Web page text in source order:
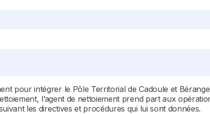
pour intégrer le Pôle Territorial de Cadoule et
l’agent de nettoiement prend part aux
les directives et procédures qui lui sont données.